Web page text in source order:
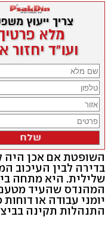
השופטת אם אכן היה
בדירה לבין העיכוב
שלילית. היא מתחה
המהנדס שהעיד מטעם
יומני עבודה או
התנהלות תקינה